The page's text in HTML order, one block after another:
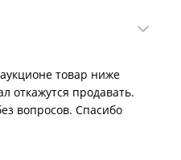
товар ниже
откажутся продавать.
вопросов. Спасибо